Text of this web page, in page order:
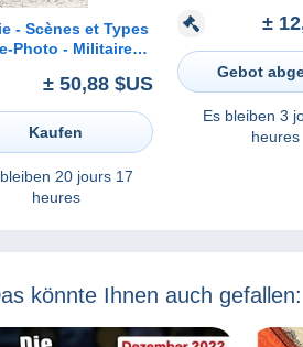
- Scènes et Types
- Panthère en
± 50,88 $US
Kaufen
20 jours 17
heures
±
Gebot
Es bleiben 3
heures
könnte Ihnen auch gefallen: